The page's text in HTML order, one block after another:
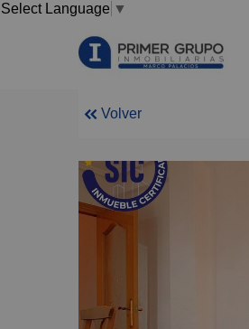
Select Language ▼
Volver